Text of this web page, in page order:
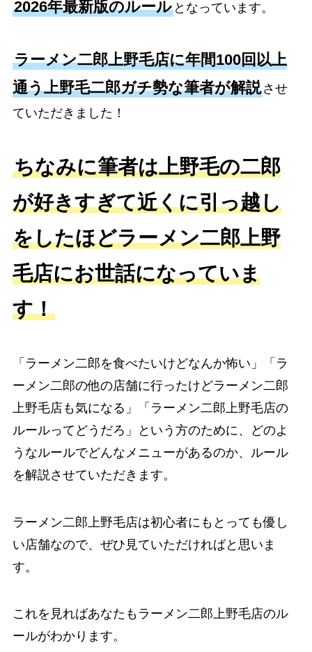
2026年最新版のルールとなっています。
ラーメン二郎上野毛店に年間100回以上
通う上野毛二郎ガチ勢な筆者が解説させ
ていただきました！
ちなみに筆者は上野毛の二郎
が好きすぎて近くに引っ越し
をしたほどラーメン二郎上野
毛店にお世話になっていま
す！
「ラーメン二郎を食べたいけどなんか怖い」「ラ
ーメン二郎の他の店舗に行ったけどラーメン二郎
上野毛店も気になる」「ラーメン二郎上野毛店の
ルールってどうだろ」という方のために、どのよ
うなルールでどんなメニューがあるのか、ルール
を解説させていただきます。
ラーメン二郎上野毛店は初心者にもとっても優し
い店舗なので、ぜひ見ていただければと思いま
す。
これを見ればあなたもラーメン二郎上野毛店のル
ールがわかります。